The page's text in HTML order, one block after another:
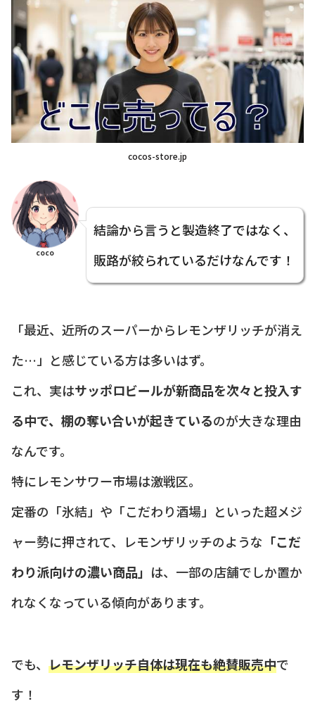
cocos-store.jp
coco
結論から言うと製造終了ではなく、
販路が絞られているだけなんです！
「最近、近所のスーパーからレモンザリッチが消え
た…」と感じている方は多いはず。
これ、実はサッポロビールが新商品を次々と投入す
る中で、棚の奪い合いが起きているのが大きな理由
なんです。
特にレモンサワー市場は激戦区。
定番の「氷結」や「こだわり酒場」といった超メジ
ャー勢に押されて、レモンザリッチのような 「こだ
わり派向けの濃い商品」 は、一部の店舗でしか置か
れなくなっている傾向があります。
でも、 レモンザリッチ自体は現在も絶賛販売中で
す！